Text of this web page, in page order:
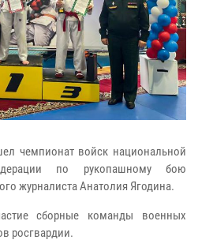
чемпионат войск национальной
по рукопашному бою
журналиста Анатолия Ягодина.
сборные команды военных
росгвардии.